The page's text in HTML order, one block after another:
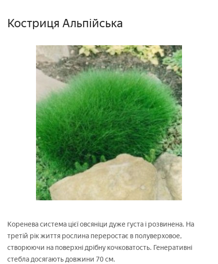
Костриця Альпійська
Коренева система цієї овсяніци дуже густа і розвинена. На
третій рік життя рослина переростає в полуверховое,
створюючи на поверхні дрібну кочковатость. Генеративні
стебла досягають довжини 70 см.